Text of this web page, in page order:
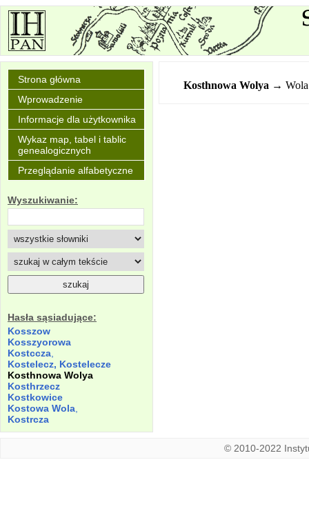
Strona główna
Wprowadzenie
Informacje dla użytkownika
Wykaz map, tabel i tablic
genealogicznych
Przeglądanie alfabetyczne
Wyszukiwanie:
Hasła sąsiadujące:
Kosszow
Kosszyorowa
Kostccza
Kostelecz, Kostelecze
Kosthnowa Wolya
Kosthrzecz
Kostkowice
Kostowa Wola
Kostrcza
Kosthnowa Wolya →
© 2010-2022